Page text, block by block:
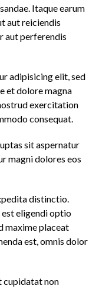
Itaque earum
aut reiciendis
aut perferendis
adipisicing elit, sed
et dolore magna
exercitation
consequat.
sit aspernatur
magni dolores eos
distinctio.
eligendi optio
maxime placeat
est, omnis dolor
cupidatat non